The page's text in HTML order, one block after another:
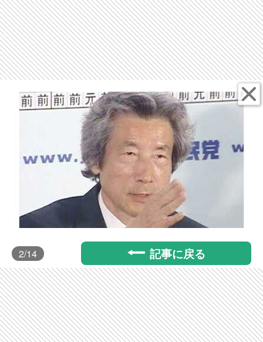
2/14 記事に戻る